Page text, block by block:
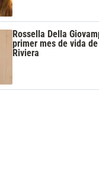
Rossella Della
primer mes de vida
Riviera